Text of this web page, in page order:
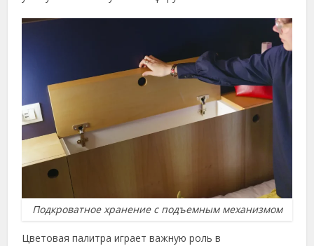
Подкроватное хранение с подъемным механизмом
Цветовая палитра играет важную роль в